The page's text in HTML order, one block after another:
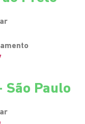
São Paulo